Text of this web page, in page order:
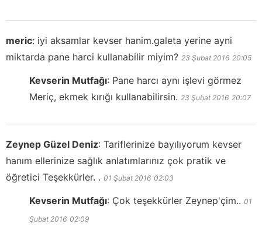
meric: iyi aksamlar kevser hanim.galeta yerine ayni
miktarda pane harci kullanabilir miyim? 23 Şubat 2016 20:05
Kevserin Mutfağı: Pane harcı aynı işlevi görmez
Meriç, ekmek kırığı kullanabilirsin. 23 Şubat 2016 20:07
Zeynep Güzel Deniz: Tariflerinize bayılıyorum kevser
hanım ellerinize sağlık anlatımlarınız çok pratik ve
öğretici Teşekkürler. . 01 Şubat 2016 02:03
Kevserin Mutfağı: Çok teşekkürler Zeynep'çim.. 01
Şubat 2016 02:09